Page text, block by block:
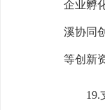
企业孵
溪协同
等创新
19.